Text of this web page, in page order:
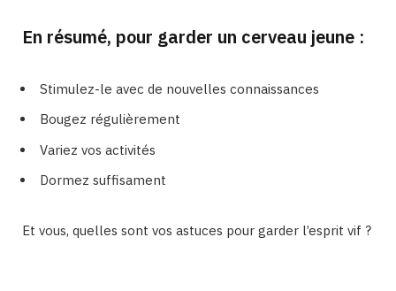
En résumé, pour garder un cerveau jeune :
Stimulez-le avec de nouvelles connaissances
Bougez régulièrement
Variez vos activités
Dormez suffisament
Et vous, quelles sont vos astuces pour garder l’esprit vif ?